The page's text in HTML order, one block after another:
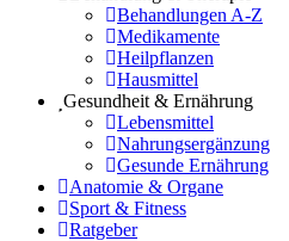
Behandlungen A-Z
Medikamente
Heilpflanzen
Hausmittel
Gesundheit & Ernährung
Lebensmittel
Nahrungsergänzung
Gesunde Ernährung
Anatomie & Organe
Sport & Fitness
Ratgeber